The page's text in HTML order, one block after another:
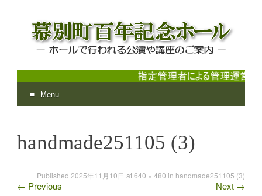
幕別町百年記念ホール
ホールで行われる公演や講座のご案内
Menu
content
handmade251105 (3)
Published 2025年11月10日 at640 × 480 in handmade251105 (3)
← Previous Next →